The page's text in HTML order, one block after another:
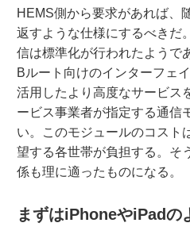
HEMS側から要求があれば、
返すような仕様にするべきだ
信は標準化が行われたようで
Bルート向けのインターフェ
活用したより高度なサービス
ービス事業者が指定する通信
い。このモジュールのコスト
望する各世帯が負担する。そ
係も理に適ったものになる。
まずはiPhoneやiPadの